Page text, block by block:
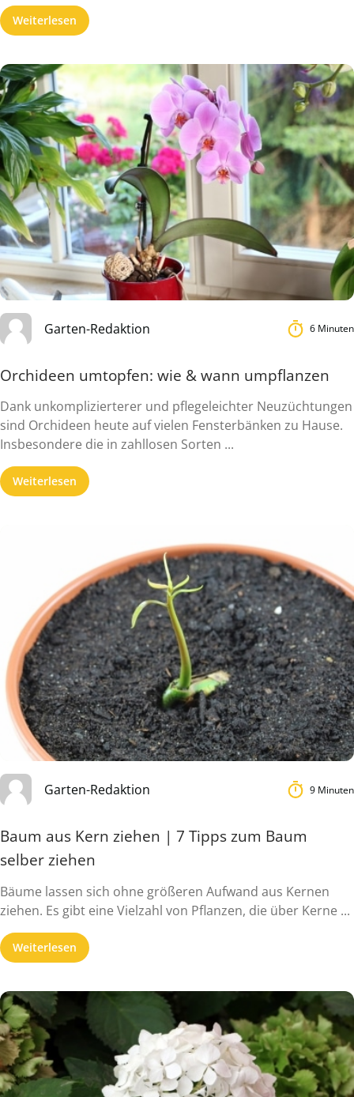
Weiterlesen
Garten-Redaktion 6 Minuten
Orchideen umtopfen: wie & wann umpflanzen
Dank unkomplizierterer und pflegeleichter Neuzüchtungen
sind Orchideen heute auf vielen Fensterbänken zu Hause.
Insbesondere die in zahllosen Sorten ...
Weiterlesen
Garten-Redaktion 9 Minuten
Baum aus Kern ziehen | 7 Tipps zum Baum
selber ziehen
Bäume lassen sich ohne größeren Aufwand aus Kernen
ziehen. Es gibt eine Vielzahl von Pflanzen, die über Kerne ...
Weiterlesen